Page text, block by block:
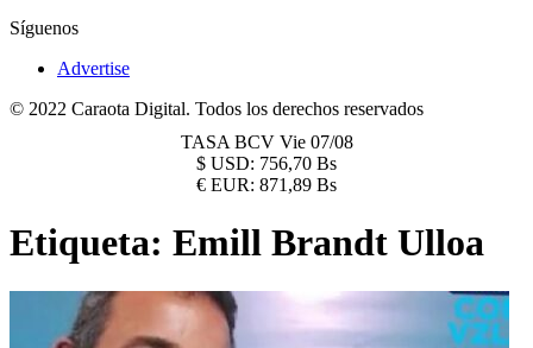
Síguenos
Advertise
© 2022 Caraota Digital. Todos los derechos reservados
TASA BCV Vie 07/08
$ USD: 756,70 Bs
€ EUR: 871,89 Bs
Etiqueta: Emill Brandt Ulloa